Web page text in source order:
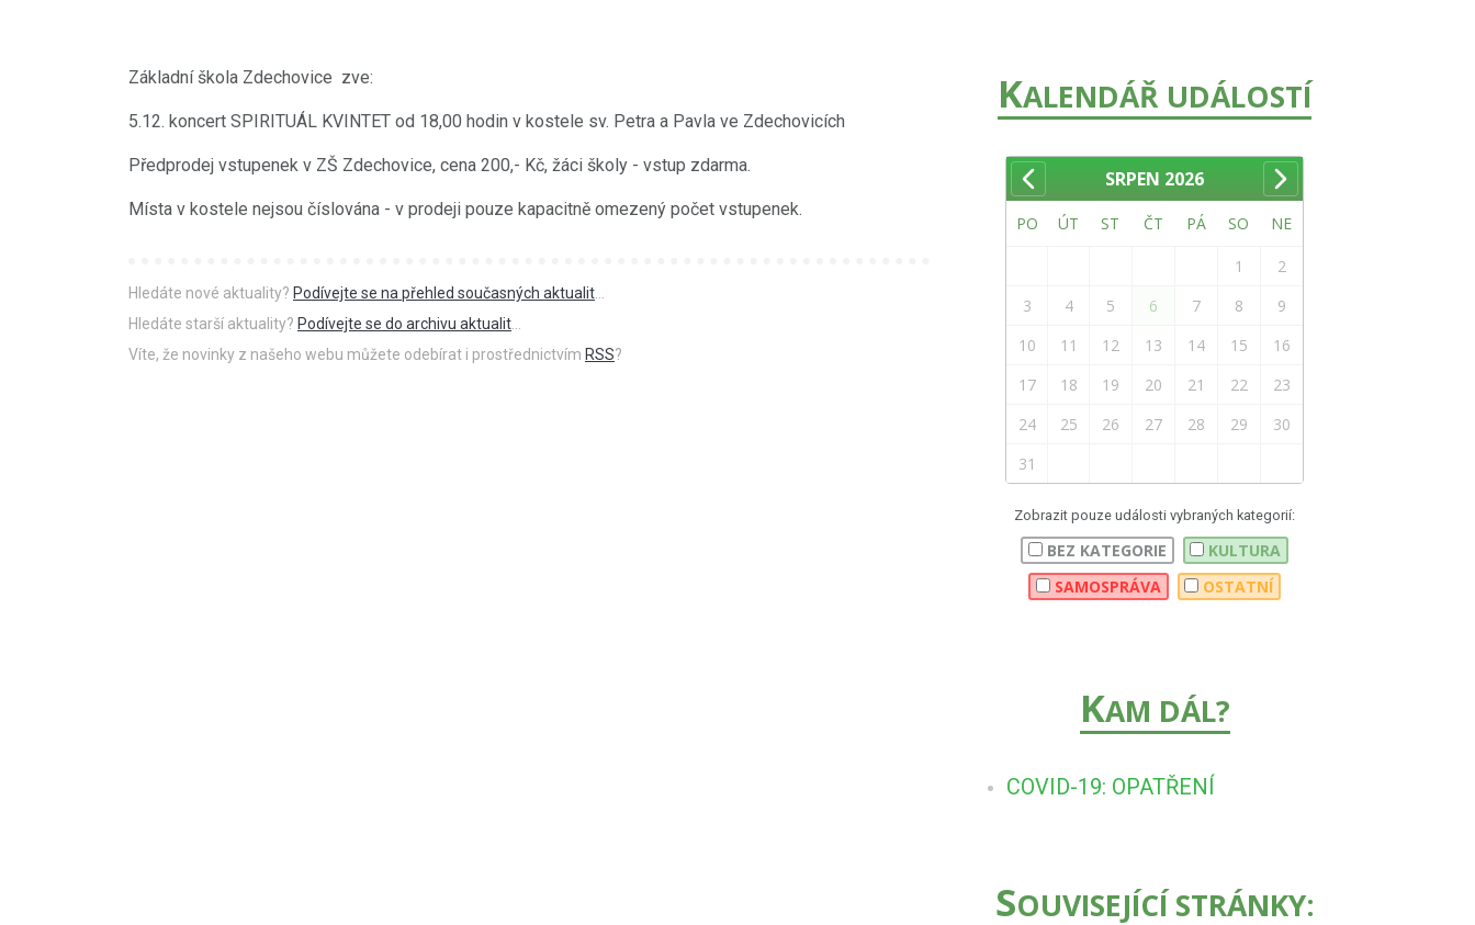
Základní škola Zdechovice zve:
5.12. koncert SPIRITUÁL KVINTET od 18,00 hodin v kostele sv. Petra a Pavla ve Zdechovicích
Předprodej vstupenek v ZŠ Zdechovice, cena 200,- Kč, žáci školy - vstup zdarma.
Místa v kostele nejsou číslována - v prodeji pouze kapacitně omezený počet vstupenek.
Hledáte nové aktuality? Podívejte se na přehled současných aktualit
Hledáte starší aktuality? Podívejte se do archivu aktualit
Víte, že novinky z našeho webu můžete odebírat i prostřednictvím RSS?
KALENDÁŘ UDÁLOSTÍ
SRPEN 2026
PO ÚT ST ČT PÁ SO NE
1
2
3
4 5 6 7 8
9
10
11 12 13 14 15
16
17
18 19 20 21 22
23
24
25 26 27 28 29
30
31
Zobrazit pouze události vybraných kategorií:
BEZ KATEGORIE
KULTURA
SAMOSPRÁVA
OSTATNÍ
KAM DÁL?
COVID-19: OPATŘENÍ
SOUVISEJÍCÍ STRÁNKY: